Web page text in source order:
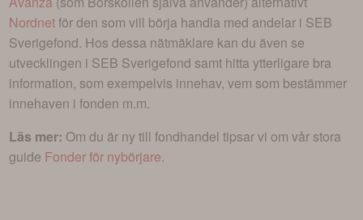
Nordnetför den som vill börja handla med andelar i SEB
Sverigefond. Hos dessa nätmäklare kan du även se
utvecklingen i SEB Sverigefond samt hitta ytterligare bra
information, som exempelvis innehav, vem som bestämmer
innehaven i fonden m.m.
Läs mer: Om du är ny till fondhandel tipsar vi om vår stora
guide Fonder för nybörjare.